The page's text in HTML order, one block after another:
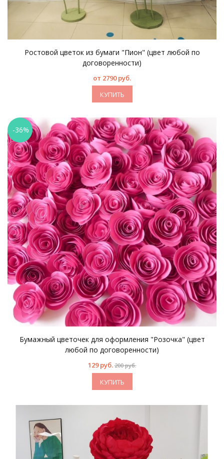
Ростовой цветок из бумаги "Пион" (цвет любой по
договоренности)
от 2790 руб.
КУПИТЬ
-36%
Бумажный цветочек для оформления "Розочка" (цвет
любой по договоренности)
129 руб. 200 руб.
КУПИТЬ